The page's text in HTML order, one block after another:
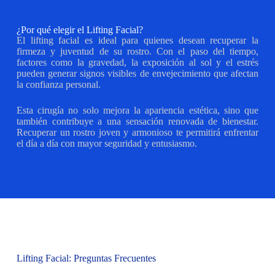
¿Por qué elegir el Lifting Facial?
El lifting facial es ideal para quienes desean recuperar la
firmeza y juventud de su rostro. Con el paso del tiempo,
factores como la gravedad, la exposición al sol y el estrés
pueden generar signos visibles de envejecimiento que afectan
la confianza personal.
Esta cirugía no solo mejora la apariencia estética, sino que
también contribuye a una sensación renovada de bienestar.
Recuperar un rostro joven y armonioso te permitirá enfrentar
el día a día con mayor seguridad y entusiasmo.
Lifting Facial: Preguntas Frecuentes